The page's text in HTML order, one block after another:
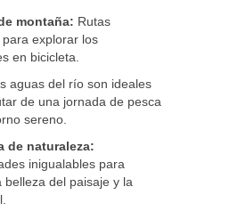
montaña: Rutas
explorar los
en bicicleta.
aguas del río son ideales
de una jornada de pesca
sereno.
de naturaleza:
inigualables para
belleza del paisaje y la